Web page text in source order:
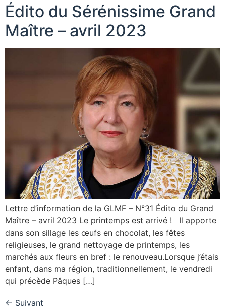
Édito du Sérénissime Grand
Maître – avril 2023
Lettre d’information de la GLMF – N°31 Édito du Grand
Maître – avril 2023 Le printemps est arrivé ! Il apporte
dans son sillage les œufs en chocolat, les fêtes
religieuses, le grand nettoyage de printemps, les
marchés aux fleurs en bref : le renouveau.Lorsque j’étais
enfant, dans ma région, traditionnellement, le vendredi
qui précède Pâques […]
← Suivant